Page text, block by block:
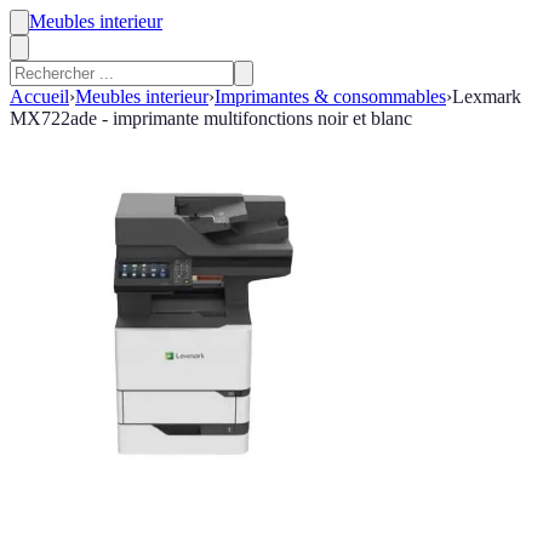
Meubles interieur
Accueil›Meubles interieur›Imprimantes & consommables›Lexmark
MX722ade - imprimante multifonctions noir et blanc